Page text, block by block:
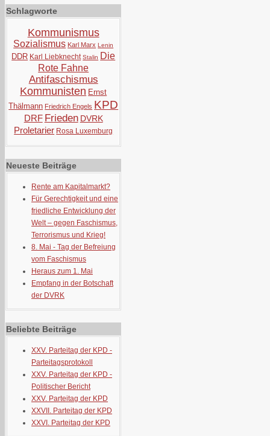
Schlagworte
Kommunismus
Sozialismus Karl Marx Lenin
DDR Karl Liebknecht Stalin Die
Rote Fahne
Antifaschismus
Kommunisten Ernst
Thälmann Friedrich Engels KPD
DRF Frieden DVRK
Proletarier Rosa Luxemburg
Neueste Beiträge
Rente am Kapitalmarkt?
Für Gerechtigkeit und eine
friedliche Entwicklung der
Welt – gegen Faschismus,
Terrorismus und Krieg!
8. Mai - Tag der Befreiung
vom Faschismus
Heraus zum 1. Mai
Empfang in der Botschaft
der DVRK
Beliebte Beiträge
XXV. Parteitag der KPD -
Parteitagsprotokoll
XXV. Parteitag der KPD -
Politischer Bericht
XXV. Parteitag der KPD
XXVII. Parteitag der KPD
XXVI. Parteitag der KPD